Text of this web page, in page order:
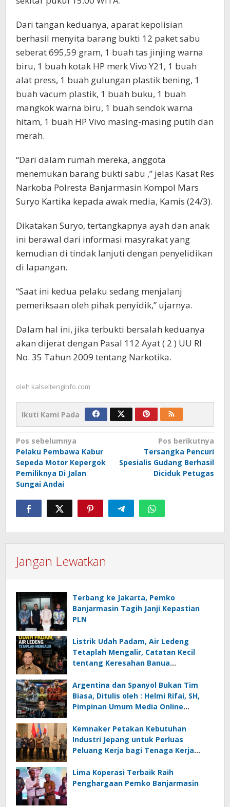
Dari tangan keduanya, aparat kepolisian
berhasil menyita barang bukti 12 paket sabu
seberat 695,59 gram, 1 buah tas jinjing warna
biru, 1 buah kotak HP merk Vivo Y21, 1 buah
alat press, 1 buah gulungan plastik bening, 1
buah vacum plastik, 1 buah buku, 1 buah
mangkok warna biru, 1 buah sendok warna
hitam, 1 buah HP Vivo masing-masing putih dan
merah.
“Dari dalam rumah mereka, anggota
menemukan barang bukti sabu ,” jelas Kasat Res
Narkoba Polresta Banjarmasin Kompol Mars
Suryo Kartika kepada awak media, Kamis (24/3).
Dikatakan Suryo, tertangkapnya ayah dan anak
ini berawal dari informasi masyrakat yang
kemudian di tindak lanjuti dengan penyelidikan
di lapangan.
“Saat ini kedua pelaku sedang menjalanj
pemeriksaan oleh pihak penyidik,” ujarnya.
Dalam hal ini, jika terbukti bersalah keduanya
akan dijerat dengan Pasal 112 Ayat ( 2 ) UU RI
No. 35 Tahun 2009 tentang Narkotika.
oleh kalseltenginfo.com
Ikuti Kami Pada
Navigasi
pos
Pos sebelumnya
Pelaku Pembawa Kabur
Sepeda Motor Kepergok
Pemiliknya Di Jalan
Sungai Andai
Pos berikutnya
Tersangka Pencuri
Spesialis Gudang Berhasil
Diciduk Petugas
Jangan Lewatkan
Terbang ke Jakarta, Pemko
Banjarmasin Tagih Janji Kepastian
PLN
Listrik Udah Padam, Air Ledeng
Tetaplah Mengalir, Catatan Kecil
tentang Keresahan Banua
Ancaman Lingkungan, Oleh : Helmi
Rifai, SH
Argentina dan Spanyol Bukan Tim
Biasa, Ditulis oleh : Helmi Rifai, SH,
Pimpinan Umum Media Online
Kemnaker Petakan Kebutuhan
Industri Jepang untuk Perluas
Peluang Kerja bagi Tenaga Kerja
Lima Koperasi Terbaik Raih
Penghargaan Pemko Banjarmasin